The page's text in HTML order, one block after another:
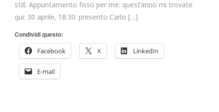
still. Appuntamento fisso per me: quest’anno mi trovate
qui: 30 aprile, 18:30: presento Carlo […]
Condividi questo:
Facebook
X LinkedIn
E-mail